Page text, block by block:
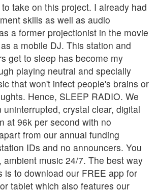
take on this project. I already had
skills as well as audio
a former projectionist in the movie
a mobile DJ. This station and
get to sleep has become my
playing neutral and specially
that won't infect people's brains or
Hence, SLEEP RADIO. We
uninterrupted, crystal clear, digital
at 96k per second with no
from our annual funding
IDs and no announcers. You
ambient music 24/7. The best way
is to download our FREE app for
tablet which also features our